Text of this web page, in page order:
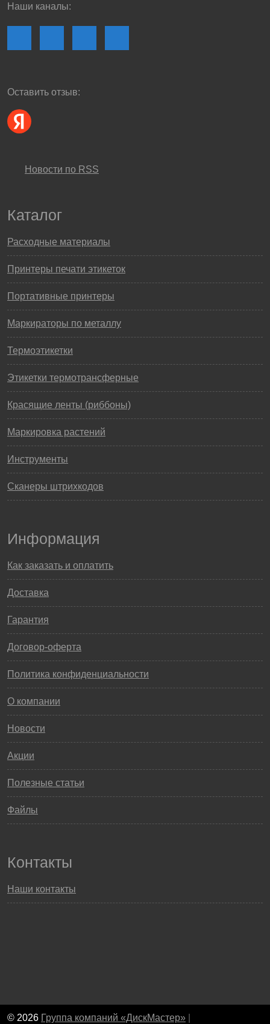
Наши каналы:
Оставить отзыв:
Новости по RSS
Каталог
Расходные материалы
Принтеры печати этикеток
Портативные принтеры
Маркираторы по металлу
Термоэтикетки
Этикетки термотрансферные
Красящие ленты (риббоны)
Маркировка растений
Инструменты
Сканеры штрихкодов
Информация
Как заказать и оплатить
Доставка
Гарантия
Договор-оферта
Политика конфиденциальности
О компании
Новости
Акции
Полезные статьи
Файлы
Контакты
Наши контакты
© 2026 Группа компаний «ДискМастер»